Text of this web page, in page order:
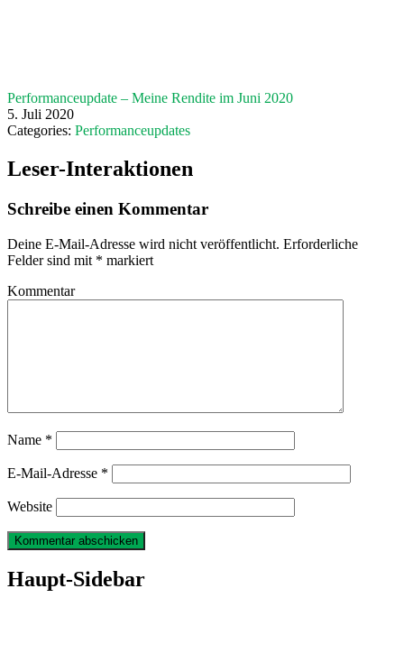
Performanceupdate – Meine Rendite im Juni 2020
5. Juli 2020
Categories: Performanceupdates
Leser-Interaktionen
Schreibe einen Kommentar
Deine E-Mail-Adresse wird nicht veröffentlicht. Erforderliche
Felder sind mit * markiert
Kommentar
Name *
E-Mail-Adresse *
Website
Haupt-Sidebar